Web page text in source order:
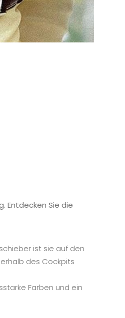
Entdecken Sie die
ist sie auf den
des Cockpits
Farben und ein